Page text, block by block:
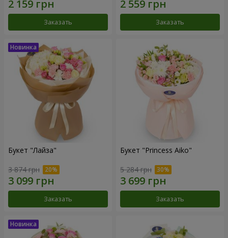
Заказать Заказать
Букет "Лайза"
3 874 грн
Заказать
Букет "Princess Aiko"
5 284 грн
Заказать